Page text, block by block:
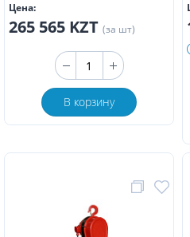
Цена:
265 565 KZT (за шт)
В корзину